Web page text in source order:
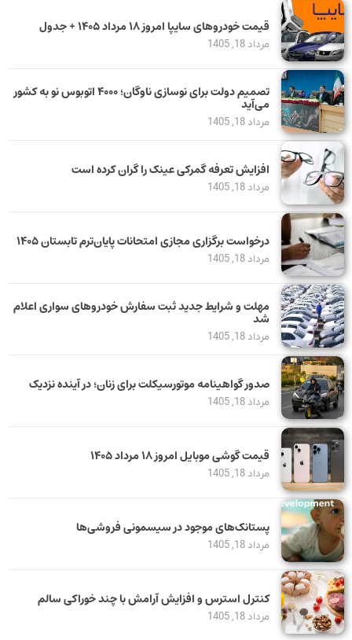
قیمت خودرو‌های سایپا امروز ۱۸ مرداد ۱۴۰۵ + جدول
مرداد 18, 1405
تصمیم دولت برای نوسازی ناوگان؛ ۴۰۰۰ اتوبوس نو به کشور
می‌آید
مرداد 18, 1405
افزایش تعرفه گمرکی عینک را گران کرده است
مرداد 18, 1405
درخواست برگزاری مجازی امتحانات پایان‌ترم تابستان ۱۴۰۵
مرداد 18, 1405
مهلت و شرایط جدید ثبت سفارش خودروهای سواری اعلام
شد
مرداد 18, 1405
صدور گواهینامه موتورسیکلت برای زنان؛ در آینده نزدیک
مرداد 18, 1405
قیمت گوشی موبایل امروز ۱۸ مرداد ۱۴۰۵
مرداد 18, 1405
پستانک‌های موجود در سیسمونی فروشی‌ها
مرداد 18, 1405
کنترل استرس و افزایش آرامش با چند خوراکی سالم
مرداد 18, 1405